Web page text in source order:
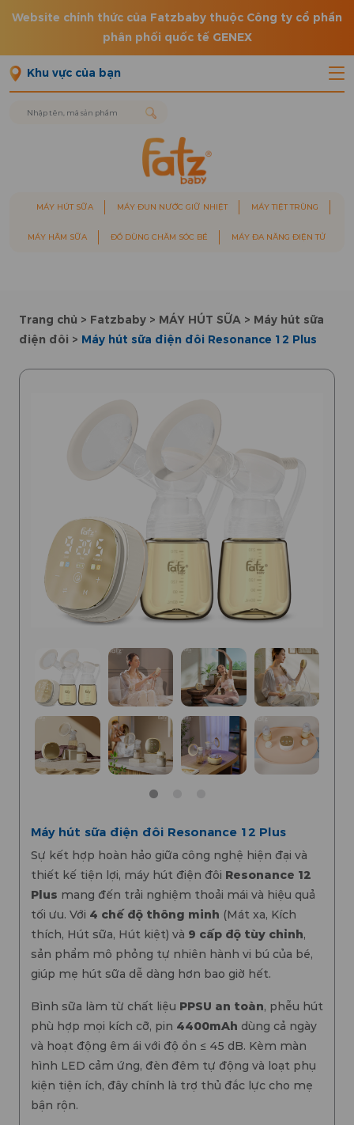
Website chính thức của Fatzbaby thuộc Công ty cổ phần
phân phối quốc tế GENEX
Khu vực của bạn
MÁY HÚT SỮA MÁY ĐUN NƯỚC GIỮ NHIỆT MÁY TIỆT TRÙNG
MÁY HÂM SỮA ĐỒ DÙNG CHĂM SÓC BÉ MÁY ĐA NĂNG ĐIỆN TỬ
Trang chủ > Fatzbaby > MÁY HÚT SỮA > Máy hút sữa
điện đôi > Máy hút sữa điện đôi Resonance 12 Plus
Máy hút sữa điện đôi Resonance 12 Plus
Sự kết hợp hoàn hảo giữa công nghệ hiện đại và
thiết kế tiện lợi, máy hút điện đôi Resonance 12
Plus mang đến trải nghiệm thoải mái và hiệu quả
tối ưu. Với 4 chế độ thông minh (Mát xa, Kích
thích, Hút sữa, Hút kiệt) và 9 cấp độ tùy chỉnh,
sản phẩm mô phỏng tự nhiên hành vi bú của bé,
giúp mẹ hút sữa dễ dàng hơn bao giờ hết.
Bình sữa làm từ chất liệu PPSU an toàn, phễu hút
phù hợp mọi kích cỡ, pin 4400mAh dùng cả ngày
và hoạt động êm ái với độ ồn ≤ 45 dB. Kèm màn
hình LED cảm ứng, đèn đêm tự động và loạt phụ
kiện tiện ích, đây chính là trợ thủ đắc lực cho mẹ
bận rộn.